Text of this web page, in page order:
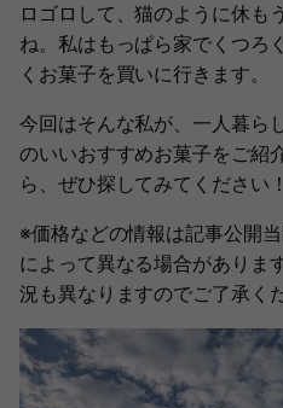
ロゴロして、猫のように休も
ね。私はもっぱら家でくつろ
くお菓子を買いに行きます。
今回はそんな私が、一人暮ら
のいいおすすめお菓子をご紹
ら、ぜひ探してみてください！
※価格などの情報は記事公開
によって異なる場合がありま
況も異なりますのでご了承く